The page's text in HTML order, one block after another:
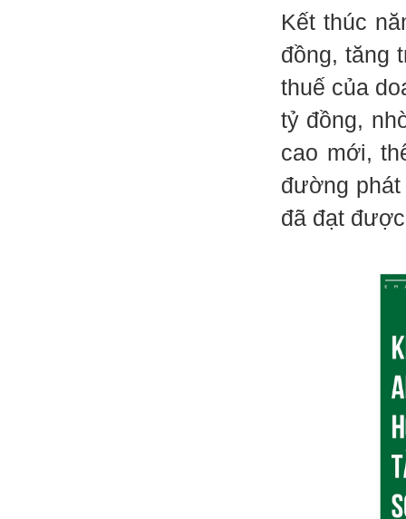
Kết thúc
đồng, tăng
thuế của
tỷ đồng,
cao mới,
đường
đã đạt